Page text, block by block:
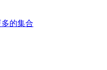
的集合